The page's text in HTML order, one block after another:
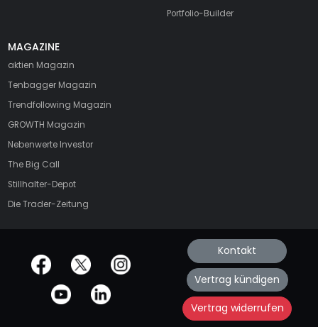
Portfolio-Builder
MAGAZINE
aktien Magazin
Tenbagger Magazin
Trendfollowing Magazin
GROWTH Magazin
Nebenwerte Investor
The Big Call
Stillhalter-Depot
Die Trader-Zeitung
offizielle Social Media-Accounts Kontakt
Vertrag kündigen
Vertrag widerrufen